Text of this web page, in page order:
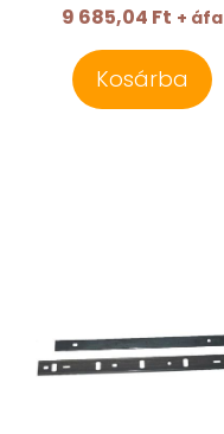
9 685,04 Ft + áfa
Kosárba